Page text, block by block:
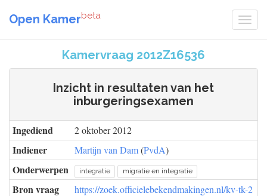
Open Kamerbeta
Kamervraag 2012Z16536
Inzicht in resultaten van het
inburgeringsexamen
Ingediend 2 oktober 2012
Indiener Martijn van Dam(PvdA)
Onderwerpen integratie migratie en integratie
Bron vraag
https://zoek.officielebekendmakingen.nl/kv-tk-2